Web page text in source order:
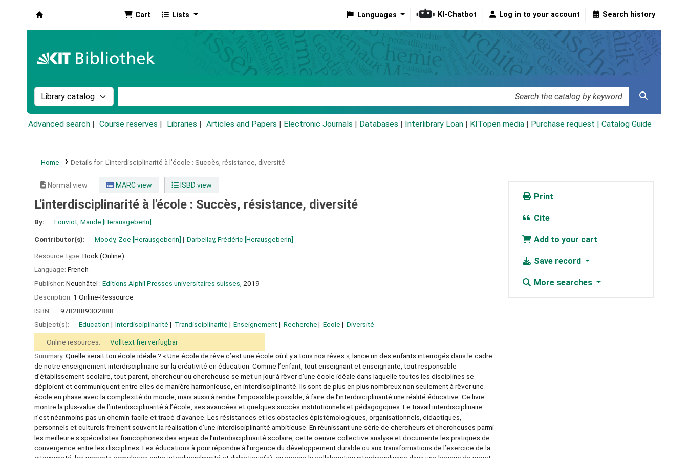
Cart Lists Languages KI-Chatbot Log in to your account Search history
Search the catalog by:
Advanced search Course reserves Libraries Articles and Papers Electronic Journals Databases Interlibrary Loan KITopen media Purchase request | Catalog Guide
Home Details for: L'interdisciplinarité à l'école : Succès, résistance, diversité
Normal view MARC view ISBD view
L'interdisciplinarité à l'école : Succès, résistance, diversité
By: Louviot, Maude [HerausgeberIn]
Contributor(s): Moody, Zoe [HerausgeberIn] Darbellay, Frédéric [HerausgeberIn]
Resource type: Book (Online)
Language: French
Publisher: Neuchâtel : Editions Alphil Presses universitaires suisses, 2019
Description: 1 Online-Ressource
ISBN:
9782889302888
Subject(s):
Education Interdisciplinarité Trandisciplinarité Enseignement Recherche Ecole Diversité
Online resources:
Volltext frei verfügbar
Summary: Quelle serait ton école idéale ? « Une école de rêve c’est une école où il y a tous nos rêves », lance un des enfants interrogés dans le cadre
de notre enseignement interdisciplinaire sur la créativité en éducation. Comme l’enfant, tout enseignant et enseignante, tout responsable
d’établissement scolaire, tout parent, chercheur ou chercheuse se met un jour à rêver d’une école idéale dans laquelle toutes les disciplines se
déploient et communiquent entre elles de manière harmonieuse, en interdisciplinarité. Ils sont de plus en plus nombreux non seulement à rêver une
école en phase avec la complexité du monde, mais aussi à rendre l’impossible possible, à faire de l’interdisciplinarité une réalité éducative. Ce livre
montre la plus-value de l’interdisciplinarité à l’école, ses avancées et quelques succès institutionnels et pédagogiques. Le travail interdisciplinaire
n’est néanmoins pas un chemin facile et tracé d’avance. Les résistances et les obstacles épistémologiques, organisationnels, didactiques,
personnels et culturels freinent souvent la réalisation d’une interdisciplinarité ambitieuse. En réunissant une série de chercheurs et chercheuses parmi
les meilleur.e.s spécialistes francophones des enjeux de l’interdisciplinarité scolaire, cette oeuvre collective analyse et documente les pratiques de
convergence entre les disciplines. Les éducations à pour répondre à l’urgence du développement durable ou aux transformations de l’exercice de la
Print
Cite
Add to your cart
Save record
More searches